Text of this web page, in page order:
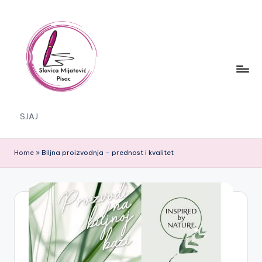
content
S
J
A
SJAJ
Home » Biljna proizvodnja – prednost i kvalitet